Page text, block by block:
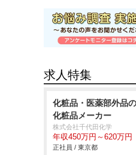
求人特集
化粧品・医薬部外品
化粧品メーカー
株式会社千代田化学
年収450万円～620万円
正社員 / 東京都